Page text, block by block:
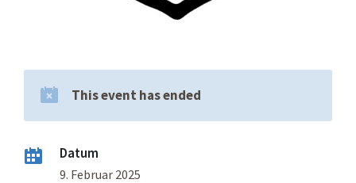
This event has ended
Datum
9. Februar 2025